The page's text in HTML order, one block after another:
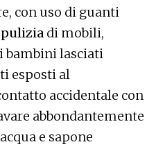
con uso di guanti
pulizia di mobili,
bambini lasciati
esposti al
accidentale con
abbondantemente
e sapone